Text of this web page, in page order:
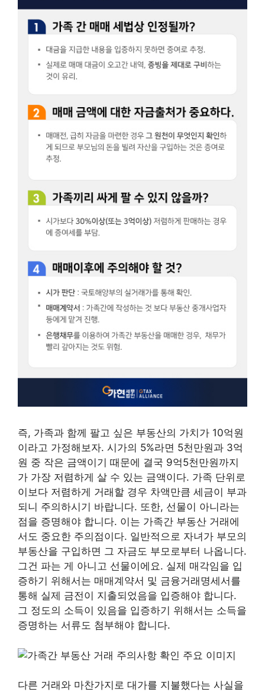
즉, 가족과 함께 팔고 싶은 부동산의 가치가 10억원
이라고 가정해보자. 시가의 5%라면 5천만원과 3억
원 중 작은 금액이기 때문에 결국 9억5천만원까지
가 가장 저렴하게 살 수 있는 금액이다. 가족 단위로
이보다 저렴하게 거래할 경우 차액만큼 세금이 부과
되니 주의하시기 바랍니다. 또한, 선물이 아니라는
점을 증명해야 합니다. 이는 가족간 부동산 거래에
서도 중요한 주의점이다. 일반적으로 자녀가 부모의
부동산을 구입하면 그 자금도 부모로부터 나옵니다.
그건 파는 게 아니고 선물이에요. 실제 매각임을 입
증하기 위해서는 매매계약서 및 금융거래명세서를
통해 실제 금전이 지출되었음을 입증해야 합니다.
그 정도의 소득이 있음을 입증하기 위해서는 소득을
증명하는 서류도 첨부해야 합니다.
다른 거래와 마찬가지로 대가를 지불했다는 사실을